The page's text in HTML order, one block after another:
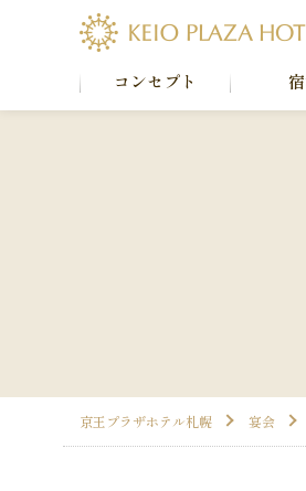
コンセプト
京王プラザホテル札幌 宴会